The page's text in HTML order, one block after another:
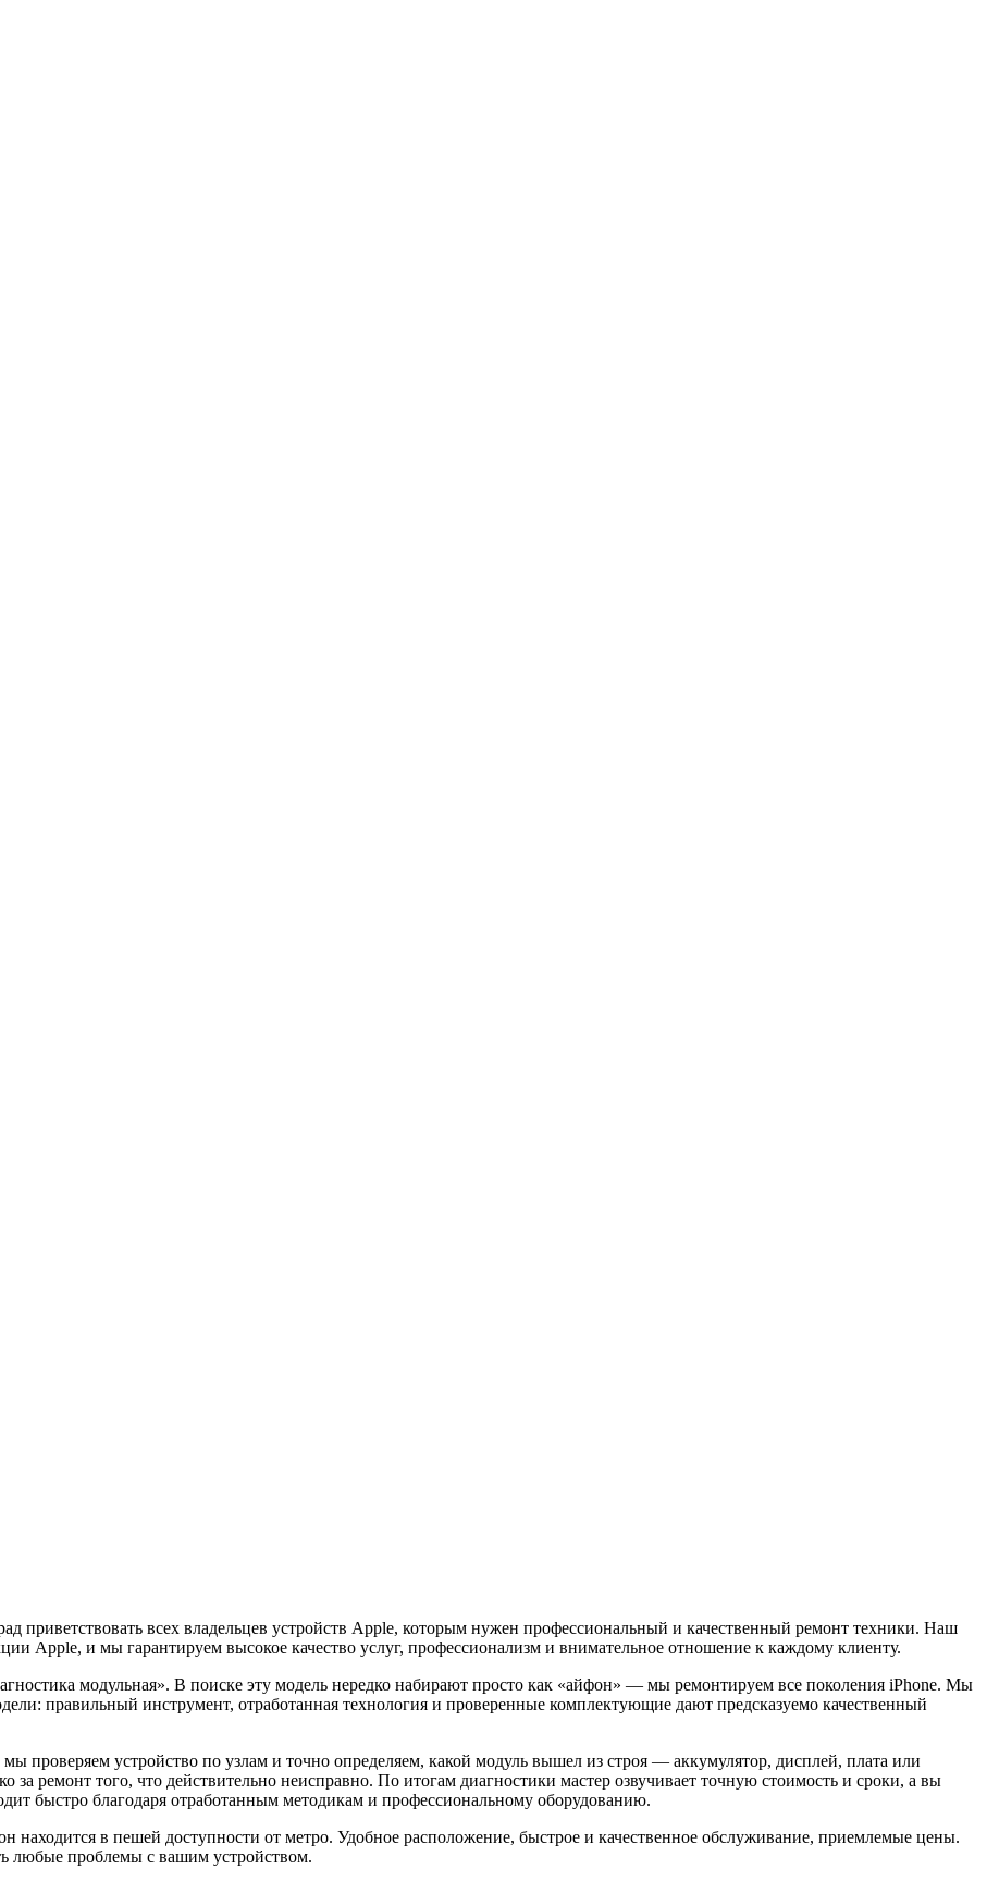
приветствовать всех владельцев устройств Apple, которым нужен профессиональный и качественный ремонт техники. Наш
Apple, и мы гарантируем высокое качество услуг, профессионализм и внимательное отношение к каждому клиенту.
модульная». В поиске эту модель нередко набирают просто как «айфон» — мы ремонтируем все поколения iPhone. Мы
правильный инструмент, отработанная технология и проверенные комплектующие дают предсказуемо качественный
проверяем устройство по узлам и точно определяем, какой модуль вышел из строя — аккумулятор, дисплей, плата или
за ремонт того, что действительно неисправно. По итогам диагностики мастер озвучивает точную стоимость и сроки, а вы
быстро благодаря отработанным методикам и профессиональному оборудованию.
в пешей доступности от метро. Удобное расположение, быстрое и качественное обслуживание, приемлемые цены.
любые проблемы с вашим устройством.